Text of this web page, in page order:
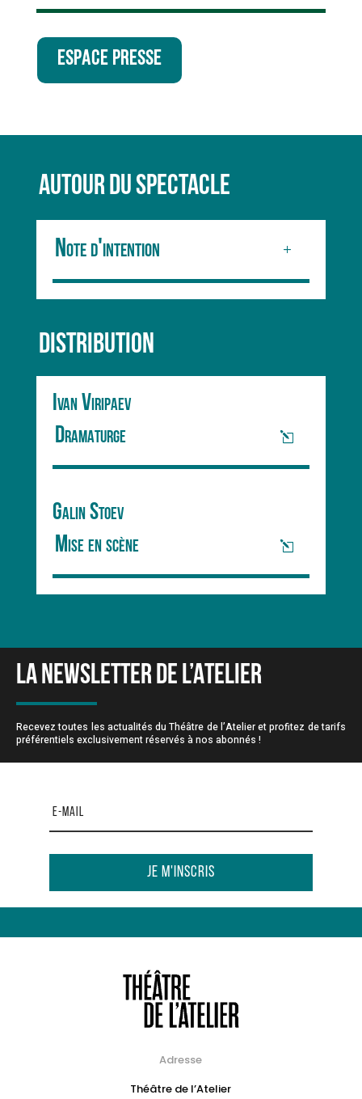
ESPACE PRESSE
AUTOUR DU SPECTACLE
Note d'intention
DISTRIBUTION
Ivan Viripaev
Dramaturge
Galin Stoev
Mise en scène
LA NEWSLETTER DE L’ATELIER
Recevez toutes les actualités du Théâtre de l’Atelier et profitez de tarifs
préférentiels exclusivement réservés à nos abonnés !
Je m'inscris
Adresse
Théâtre de l’Atelier